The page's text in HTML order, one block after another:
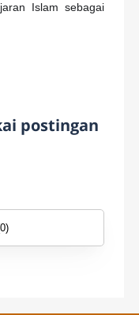
Islam sebagai
postingan